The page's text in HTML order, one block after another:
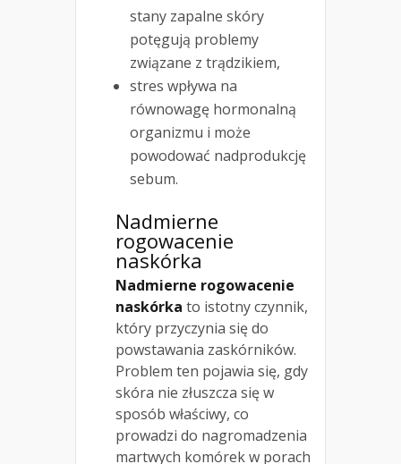
stany zapalne skóry
potęgują problemy
związane z trądzikiem,
stres wpływa na
równowagę hormonalną
organizmu i może
powodować nadprodukcję
sebum.
Nadmierne
rogowacenie
naskórka
Nadmierne rogowacenie
naskórka to istotny czynnik,
który przyczynia się do
powstawania zaskórników.
Problem ten pojawia się, gdy
skóra nie złuszcza się w
sposób właściwy, co
prowadzi do nagromadzenia
martwych komórek w porach